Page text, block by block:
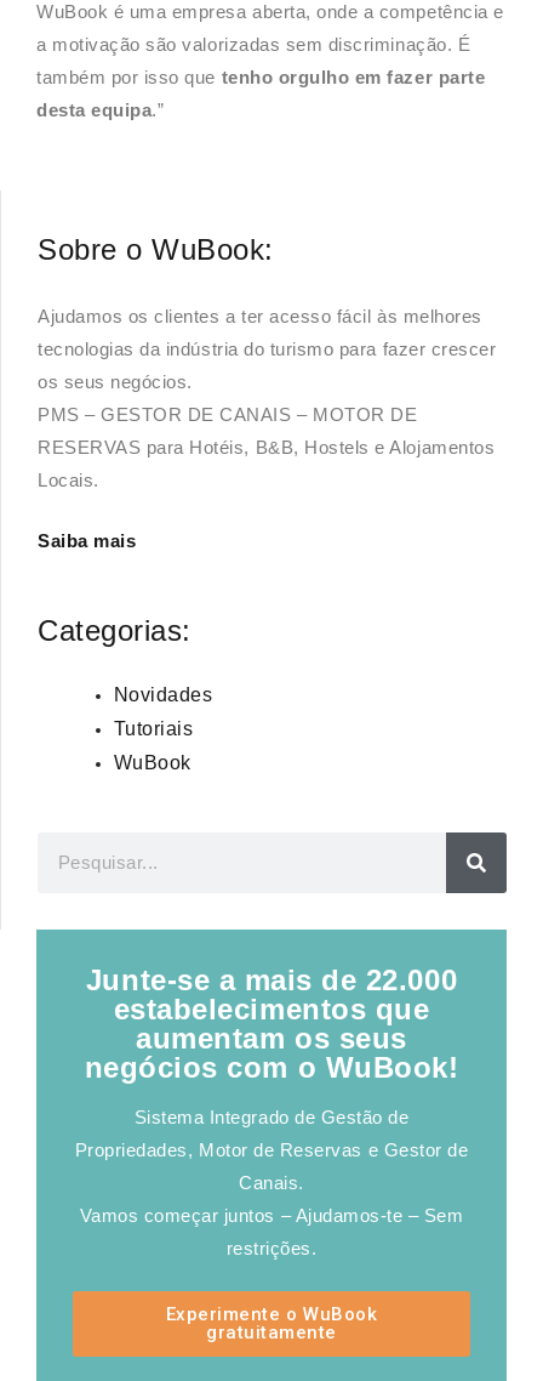
WuBook é uma empresa aberta, onde a competência e
a motivação são valorizadas sem discriminação. É
também por isso que tenho orgulho em fazer parte
desta equipa.”
Sobre o WuBook:
Ajudamos os clientes a ter acesso fácil às melhores
tecnologias da indústria do turismo para fazer crescer
os seus negócios.
PMS – GESTOR DE CANAIS – MOTOR DE
RESERVAS para Hotéis, B&B, Hostels e Alojamentos
Locais.
Saiba mais
Categorias:
Novidades
Tutoriais
WuBook
Junte-se a mais de 22.000
estabelecimentos que
aumentam os seus
negócios com o WuBook!
Sistema Integrado de Gestão de
Propriedades, Motor de Reservas e Gestor de
Canais.
Vamos começar juntos – Ajudamos-te – Sem
restrições.
Experimente o WuBook
gratuitamente